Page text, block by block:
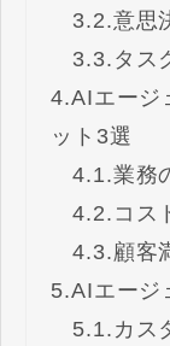
3.2.意思
3.3. タス
4.AIエージ
ット3選
4.1.業務
4.2. コス
4.3.顧客
5.AIエージ
5.1. カス